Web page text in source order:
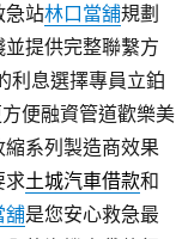
急站林口當舖規劃
並提供完整聯繫方
利息選擇專員立鉑
便融資管道歡樂美
系列製造商效果
求土城汽車借款和
舖是您安心救急最